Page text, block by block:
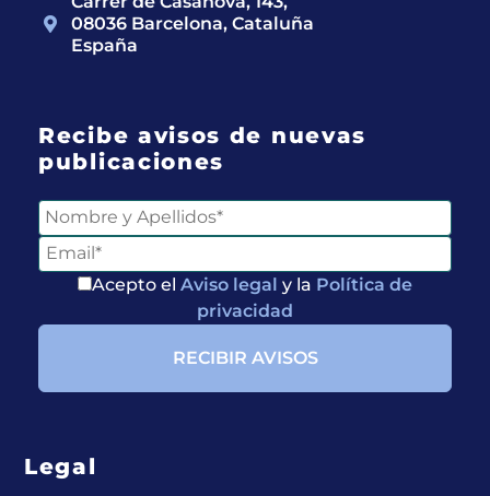
08036 Barcelona, Cataluña
España
Recibe avisos de nuevas
publicaciones
Acepto el Aviso legal y la Política de
privacidad
Legal